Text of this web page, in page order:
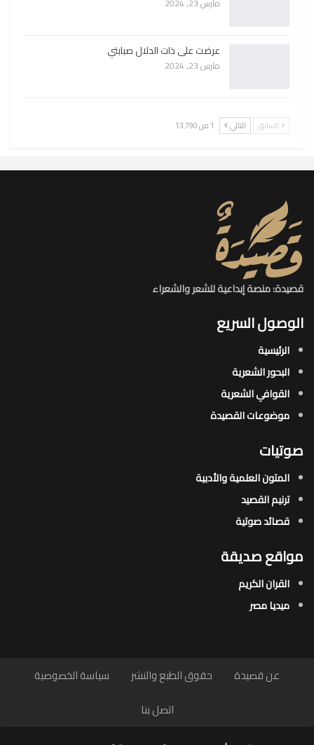
مارس 23, 2024
عرضت على ذات الدلال صبابتي
مارس 23, 2024
السابق التالي 1 من 13٬790
قصيدة: منصة إبداعية للشعر والشعراء
الوصول السريع
الرئيسية
البحور الشعرية​
القوافي الشعرية​
موضوعات القصيدة​
صوتيات
المتون العلمية والأدبية
ترنيم القصيد
قصائد صوتية
مواقع صديقة
القران الكريم
ميديا مصر
عن قصيدة حقوق الطبع والنشر
سياسة الخصوصية
اتصل بنا